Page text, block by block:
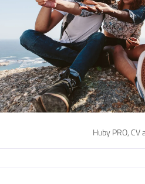
Huby PRO,